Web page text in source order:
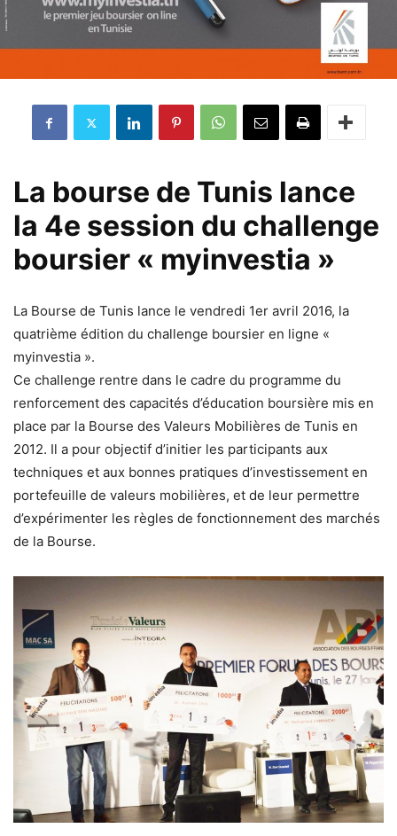
La bourse de Tunis lance
la 4e session du challenge
boursier « myinvestia »
La Bourse de Tunis lance le vendredi 1er avril 2016, la
quatrième édition du challenge boursier en ligne «
myinvestia ».
Ce challenge rentre dans le cadre du programme du
renforcement des capacités d’éducation boursière mis en
place par la Bourse des Valeurs Mobilières de Tunis en
2012. Il a pour objectif d’initier les participants aux
techniques et aux bonnes pratiques d’investissement en
portefeuille de valeurs mobilières, et de leur permettre
d’expérimenter les règles de fonctionnement des marchés
de la Bourse.